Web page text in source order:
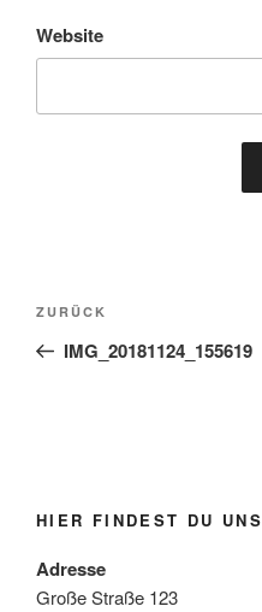
Website
Beitragsnavigation
Vorheriger
Beitrag
ZURÜCK
IMG_20181124_155619
HIER FINDEST DU UNS
Adresse
Große Straße 123